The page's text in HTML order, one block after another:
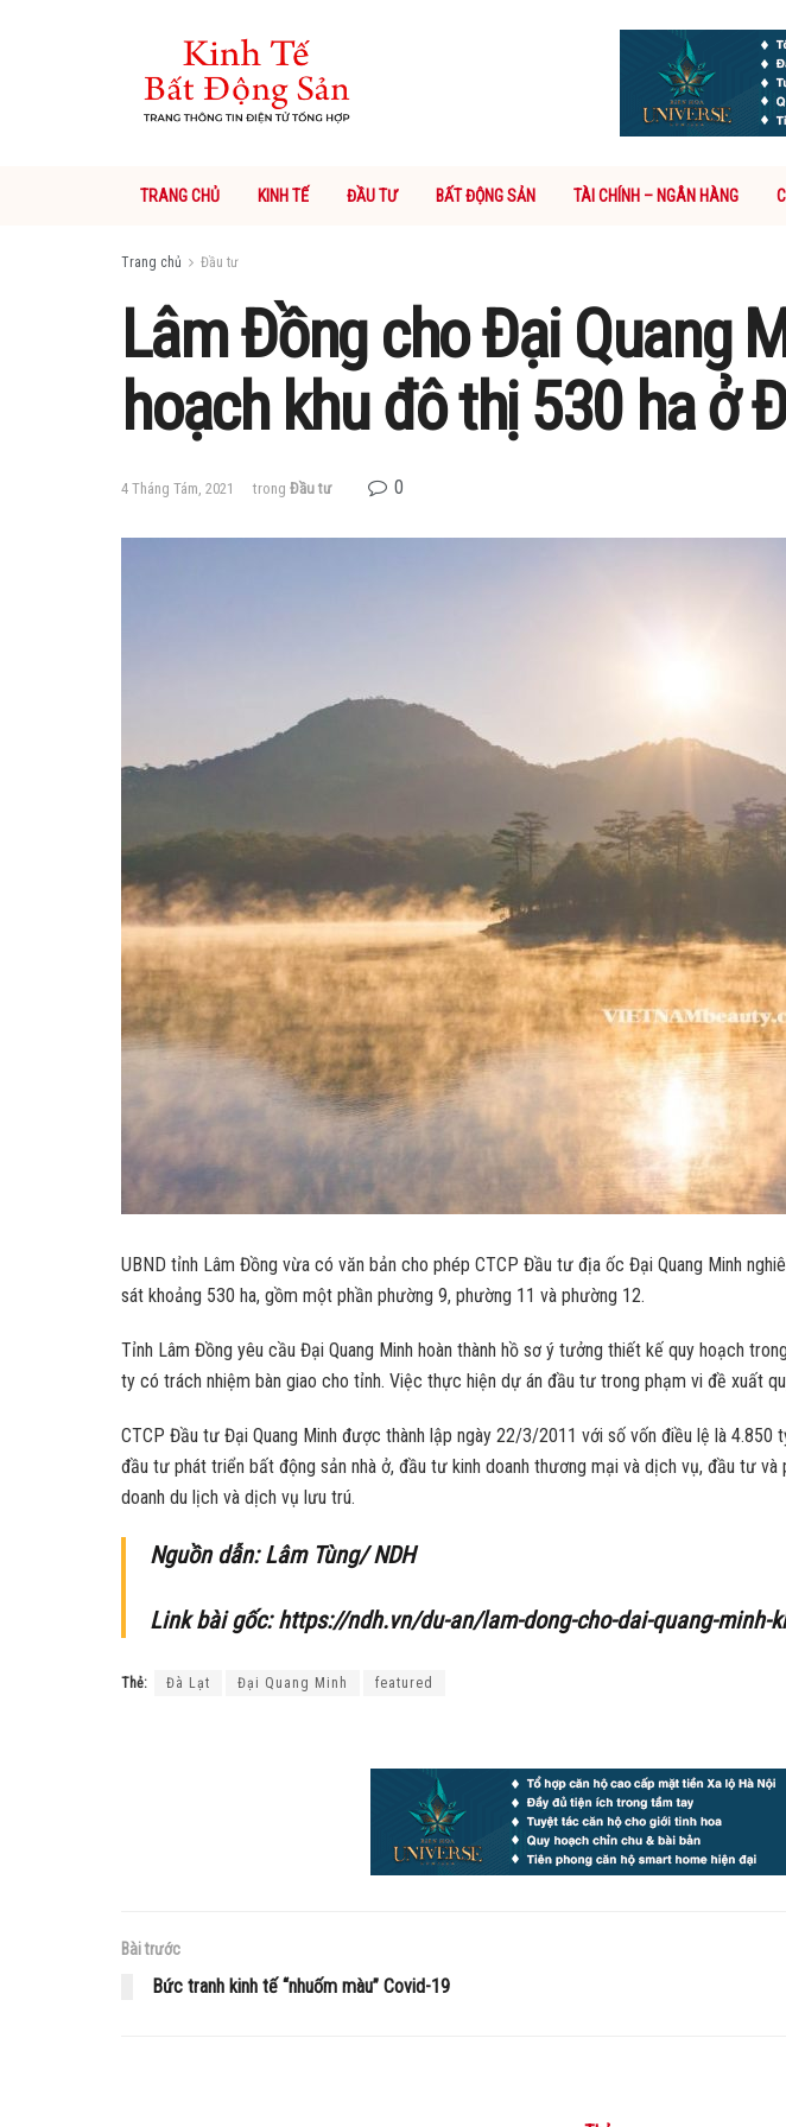
TRANG CHỦ KINH TẾ ĐẦU TƯ BẤT ĐỘNG SẢN TÀI CHÍNH – NGÂN HÀNG
Trang chủ Đầu tư
Lâm Đồng cho Đại Quang
hoạch khu đô thị 530 ha ở
4 Tháng Tám, 2021 trong Đầu tư 0
UBND tỉnh Lâm Đồng vừa có văn bản cho phép CTCP Đầu tư địa ốc Đại Quang Minh
sát khoảng 530 ha, gồm một phần phường 9, phường 11 và phường 12.
Tỉnh Lâm Đồng yêu cầu Đại Quang Minh hoàn thành hồ sơ ý tưởng thiết kế quy hoạch
ty có trách nhiệm bàn giao cho tỉnh. Việc thực hiện dự án đầu tư trong phạm vi đề xuất
CTCP Đầu tư Đại Quang Minh được thành lập ngày 22/3/2011 với số vốn điều lệ là
đầu tư phát triển bất động sản nhà ở, đầu tư kinh doanh thương mại và dịch vụ, đầu tư
doanh du lịch và dịch vụ lưu trú.
Nguồn dẫn: Lâm Tùng/ NDH
Link bài gốc: https://ndh.vn/du-an/lam-dong-cho-dai-quang-minh-
Thẻ: Đà Lạt Đại Quang Minh featured
Bài trước
Bức tranh kinh tế “nhuốm màu” Covid-19